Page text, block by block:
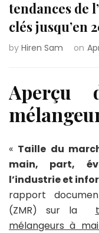
tendances de
clés jusqu’en
by Hiren Sam on
Aperçu
« Taille du
main, part,
l’industrie et
rapport
(ZMR) sur la
mélangeurs à